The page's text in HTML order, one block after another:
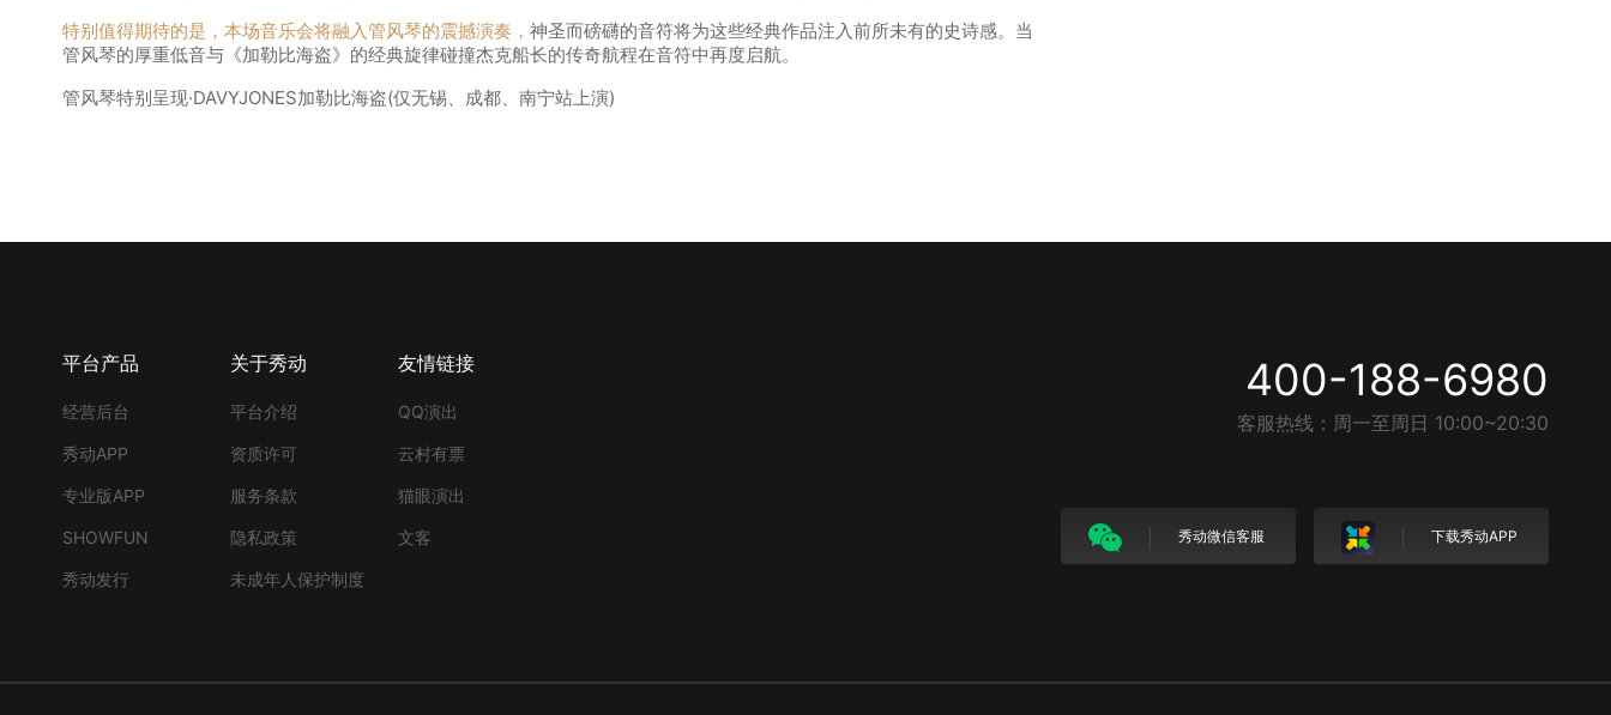
特别值得期待的是，本场音乐会将融入管风琴的震撼演奏， 神圣而磅礴的音符将为这些经典作品注入前所未有的史诗感。当
管风琴的厚重低音与《加勒比海盗》的经典旋律碰撞杰克船长的传奇航程在音符中再度启航。
管风琴特别呈现·DAVYJONES加勒比海盗(仅无锡、成都、南宁站上演)
平台产品
经营后台
秀动APP
专业版APP
SHOWFUN
秀动发行
关于秀动
平台介绍
资质许可
服务条款
隐私政策
未成年人保护制度
友情链接
QQ演出
云村有票
猫眼演出
文客
400-188-6980
客服热线：周一至周日 10:00~20:30
秀动微信客服 下载秀动APP